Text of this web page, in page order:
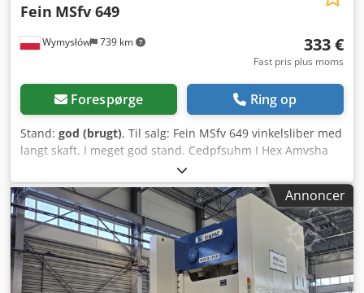
Wymysłów 739 km
Fein MSfv 649
333 €
Fast pris plus moms
Forespørge Ring op
Stand: god (brugt), Til salg: Fein MSfv 649 vinkelsliber med
langt skaft. I meget god stand. Cedpfsuhm I Hex Amvsha
Annoncer